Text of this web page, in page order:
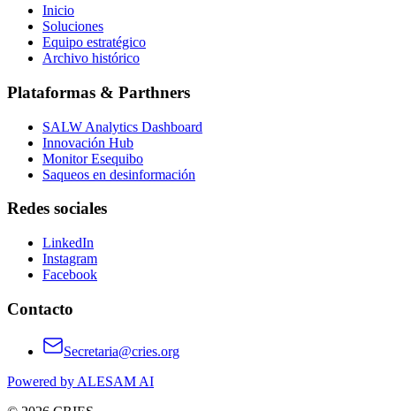
Inicio
Soluciones
Equipo estratégico
Archivo histórico
Plataformas & Parthners
SALW Analytics Dashboard
Innovación Hub
Monitor Esequibo
Saqueos en desinformación
Redes sociales
LinkedIn
Instagram
Facebook
Contacto
Secretaria@cries.org
Powered by ALESAM AI